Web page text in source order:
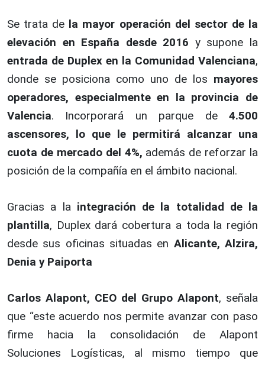
Se trata de la mayor operación del sector de la
elevación en España desde 2016 y supone la
entrada de Duplex en la Comunidad Valenciana,
donde se posiciona como uno de los mayores
operadores, especialmente en la provincia de
Valencia. Incorporará un parque de 4.500
ascensores, lo que le permitirá alcanzar una
cuota de mercado del 4%, además de reforzar la
posición de la compañía en el ámbito nacional.
Gracias a la integración de la totalidad de la
plantilla, Duplex dará cobertura a toda la región
desde sus oficinas situadas en Alicante, Alzira,
Denia y Paiporta
Carlos Alapont, CEO del Grupo Alapont, señala
que “este acuerdo nos permite avanzar con paso
firme hacia la consolidación de Alapont
Soluciones Logísticas, al mismo tiempo que